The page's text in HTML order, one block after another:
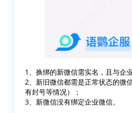
1、换绑的新微信需实名，且与企
2、新旧微信都需是正常状态的微
有封号等情况）；
3、新微信没有绑定企业微信。